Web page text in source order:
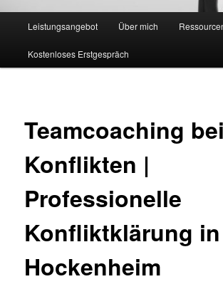
Leistungsangebot Über mich
Kostenloses Erstgespräch
Teamcoaching bei
Konflikten |
Professionelle
Konfliktklärung in
Hockenheim